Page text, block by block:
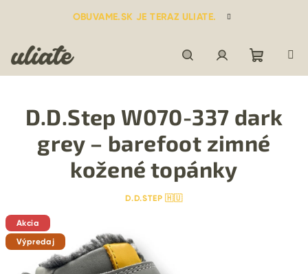
OBUVAME.SK JE TERAZ ULIATE.
HľadaťPrihlásenie
košík
D.D.Step W070-337 dark
grey – barefoot zimné
kožené topánky
D.D.STEP 🇭🇺
Akcia
Výpredaj